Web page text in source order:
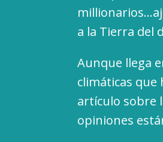
a la Tierra del
Aunque llega
climáticas
artículo sobre
opiniones